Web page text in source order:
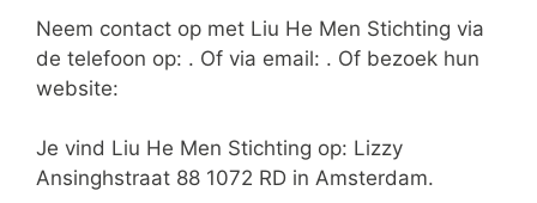
Neem contact op met Liu He Men Stichting via
de telefoon op: . Of via email: . Of bezoek hun
website:
Je vind Liu He Men Stichting op: Lizzy
Ansinghstraat 88 1072 RD in Amsterdam.